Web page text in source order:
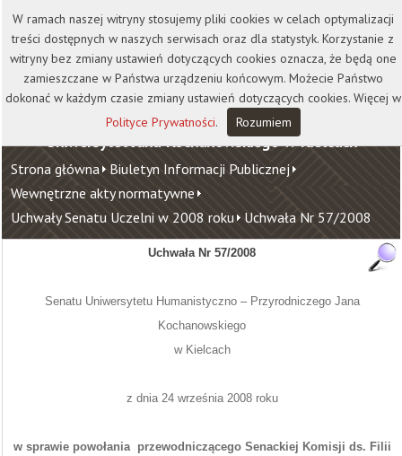
Kontakt Biblioteka
Wydawnictwo
Wirtualna Uczelnia
Uniwersytet Jana Kochanowskiego w Kielcach
Strona główna Biuletyn Informacji Publicznej
Wewnętrzne akty normatywne
Uchwały Senatu Uczelni w 2008 roku Uchwała Nr 57/2008
Uchwała Nr 57/2008
Senatu Uniwersytetu Humanistyczno – Przyrodniczego Jana
Kochanowskiego
w Kielcach
z dnia 24 września 2008 roku
w sprawie powołania
przewodniczącego Senackiej Komisji ds. Filii
W ramach naszej witryny stosujemy pliki cookies w celach optymalizacji
treści dostępnych w naszych serwisach oraz dla statystyk. Korzystanie z
witryny bez zmiany ustawień dotyczących cookies oznacza, że będą one
zamieszczane w Państwa urządzeniu końcowym. Możecie Państwo
dokonać w każdym czasie zmiany ustawień dotyczących cookies. Więcej w
Polityce Prywatności. Rozumiem